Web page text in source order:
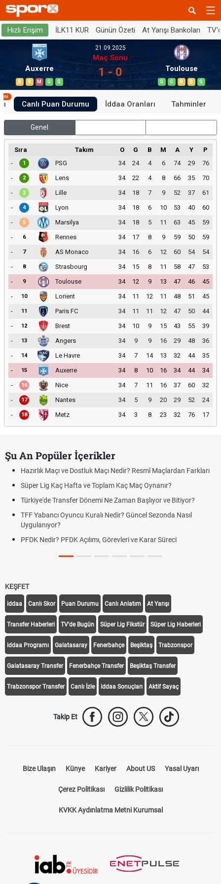
Hızlı Erişim İLK11 KUR Günün Özeti At Yarışı Bankoları
Auxerre
B B M G G
21.09.2025
Maç Sonu
1 - 0 Toulouse
G G B B G
Canlı Puan Durumu İddaa Oranları Tahminler
Genel
Sıra Takım O G B M A Y
P
-
1 PSG 34 24 4 6 74 29
76
-
2 Lens 34 22 4 8 66 35
70
-
3 Lille 34 18 7 9 52 37
61
-
4 Lyon 34 18 6 10 53 40
60
-
5 Marsilya 34 18 5 11 63 45
59
-
6 Rennes 34 17 8 9 59 50
59
-
7 AS Monaco 34 16 6 12 60 54
54
-
8 Strasbourg 34 15 8 11 58 47
53
-
9 Toulouse 34 12 9 13 47 46
45
-
10 Lorient 34 11 12 11 48 51
45
-
11 Paris FC 34 11 11 12 47 50
44
-
12 Brest 34 10 9 15 43 55
39
-
13 Angers 34 9 9 16 29 48
36
-
14 Le Havre 34 7 14 13 32 44
35
-
15 Auxerre 34 8 10 16 34 44
34
-
16 Nice 34 7 11 16 37 60
32
-
17 Nantes 34 5 9 20 29 52
24
-
18 Metz 34 3 8 23 32 76 17
Şu An Popüler İçerikler
Hazırlık Maçı ve Dostluk Maçı Nedir? Resmî Maçlardan Farkları
Süper Lig Kaç Hafta ve Toplam Kaç Maç Oynanır?
Türkiye'de Transfer Dönemi Ne Zaman Başlıyor ve Bitiyor?
TFF Yabancı Oyuncu Kuralı Nedir? Güncel Sezonda Nasıl
Uygulanıyor?
PFDK Nedir? PFDK Açılımı, Görevleri ve Karar Süreci
KEŞFET
iddaa Canlı Skor Puan Durumu Canlı Anlatım At Yarışı
Transfer Haberleri TV'de Bugün Süper Lig Fikstür Süper Lig Haberleri
iddaa Programı Galatasaray Fenerbahçe Beşiktaş Trabzonspor
Galatasaray Transfer Fenerbahçe Transfer Beşiktaş Transfer
Trabzonspor Transfer Canlı İzle iddaa Sonuçları Aktif Sayaç
Takip Et
Bize Ulaşın Künye Kariyer About US Yasal Uyarı
Çerez Politikası Gizlilik Politikası
KVKK Aydınlatma Metni Kurumsal